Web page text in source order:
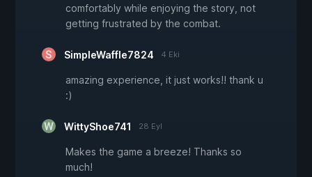
comfortably while enjoying the story, not
getting frustrated by the combat.
SimpleWaffle7824 4 Eki
amazing experience, it just works!! thank u
:)
WittyShoe741 28 Eyl
Makes the game a breeze! Thanks so
much!